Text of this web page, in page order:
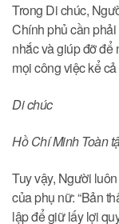
Trong Di chúc,
Chính phủ cần
nhắc và giúp đỡ để
mọi công việc kể
Di chúc
Hồ Chí Minh Toàn
Tuy vậy, Người
của phụ nữ: “Bản
lập để giữ lấy lợi